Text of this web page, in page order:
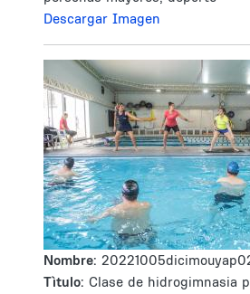
Descargar Imagen
Nombre:
Tìtulo: Clase de hidrogimnasia